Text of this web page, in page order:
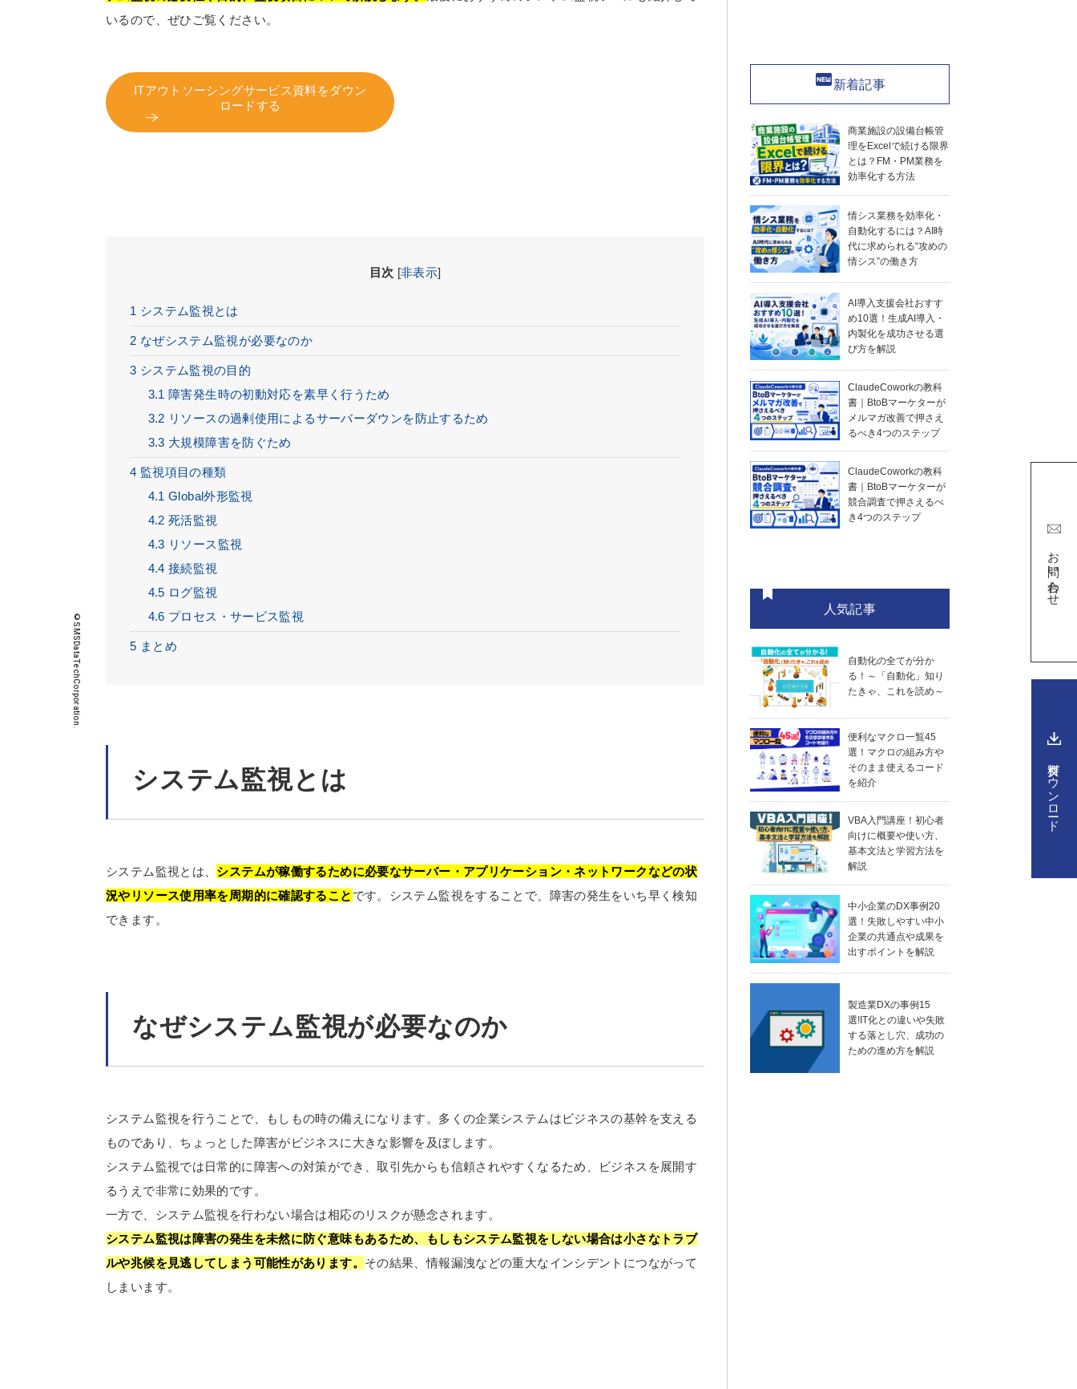
©SMSDataTechCorporation.
お問い合わせ
資料ダウンロード
いるので、ぜひご覧ください。
ITアウトソーシングサービス資料をダウン
ロードする
目次 [非表示]
1 システム監視とは
2 なぜシステム監視が必要なのか
3 システム監視の目的
3.1 障害発生時の初動対応を素早く行うため
3.2 リソースの過剰使用によるサーバーダウンを防止するため
3.3 大規模障害を防ぐため
4 監視項目の種類
4.1 Global外形監視
4.2 死活監視
4.3 リソース監視
4.4 接続監視
4.5 ログ監視
4.6 プロセス・サービス監視
5 まとめ
システム監視とは
システム監視とは、 システムが稼働するために必要なサーバー・アプリケーション・ネットワークなどの状
況やリソース使用率を周期的に確認すること です。システム監視をすることで、障害の発生をいち早く検知
できます。
なぜシステム監視が必要なのか
システム監視を行うことで、もしもの時の備えになります。多くの企業システムはビジネスの基幹を支える
ものであり、ちょっとした障害がビジネスに大きな影響を及ぼします。
システム監視では日常的に障害への対策ができ、取引先からも信頼されやすくなるため、ビジネスを展開す
るうえで非常に効果的です。
一方で、システム監視を行わない場合は相応のリスクが懸念されます。
システム監視は障害の発生を未然に防ぐ意味もあるため、もしもシステム監視をしない場合は小さなトラブ
ルや兆候を見逃してしまう可能性があります。 その結果、情報漏洩などの重大なインシデントにつながって
しまいます。
fiber_new新着記事
商業施設の設備台帳管
理をExcelで続ける限界
とは？FM・PM業務を
効率化する方法
情シス業務を効率化・
自動化するには？AI時
代に求められる“攻めの
情シス”の働き方
AI導入支援会社おすす
め10選！生成AI導入・
内製化を成功させる選
び方を解説
ClaudeCoworkの教科
書｜BtoBマーケターが
メルマガ改善で押さえ
るべき4つのステップ
ClaudeCoworkの教科
書｜BtoBマーケターが
競合調査で押さえるべ
き4つのステップ
人気記事
自動化の全てが分か
る！～「自動化」知り
たきゃ、これを読め～
便利なマクロ一覧45
選！マクロの組み方や
そのまま使えるコード
を紹介
VBA入門講座！初心者
向けに概要や使い方、
基本文法と学習方法を
解説
中小企業のDX事例20
選！失敗しやすい中小
企業の共通点や成果を
出すポイントを解説
製造業DXの事例15
選!IT化との違いや失敗
する落とし穴、成功の
ための進め方を解説